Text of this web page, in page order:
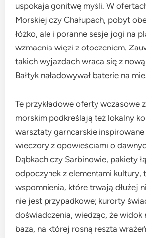
uspokaja gonitwę myśli. W
Morskiej czy Chałupach, pobyt
łóżko, ale i poranne sesje jogi na
wzmacnia więzi z otoczeniem.
takich wyjazdach wraca się z
Bałtyk naładowywał baterie na
Te przykładowe oferty wczasowe
morskim podkreślają też lokalny
warsztaty garncarskie
wieczory z opowieściami o
Dąbkach czy Sarbinowie, pakiety
odpoczynek z elementami kultury,
wspomnienia, które trwają dłużej
nie jest przypadkowe; kurorty
doświadczenia, wiedząc, że widok
baza, na której rosną reszta